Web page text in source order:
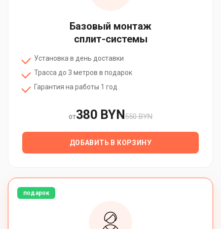
Базовый монтаж
сплит-системы
Установка в день доставки
Трасса до 3 метров в подарок
Гарантия на работы 1 год
от380 BYN550 BYN
ДОБАВИТЬ В КОРЗИНУ
подарок